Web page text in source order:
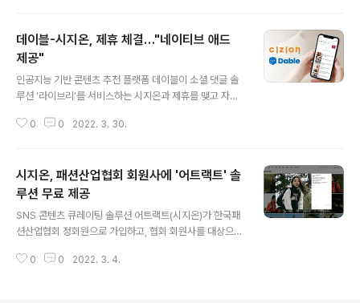
“누군가는 말 한마디로 천 냥 빚을 갚는다고 하지만, 나는
말 한 마디가 목숨을 지킨다라고 말하고 싶다.”악성댓글로
인한 사회적 문제가 끊이질 않고 있다. 유명 연예인의 극단
적 선택을 하고, 불필요한 편 가르기로 물리적 충돌이 일어
나기도 한다. 오프라인에서는 다정한 친구고 이웃인데, 온
라인에서는 차가운 악플러가 돼 상대방을 찌르는 일이 빈
데이블-시지온, 제휴 체결…"네이티브 애드
제공"
인공지능 기반 콘텐츠 추천 플랫폼 데이블이 소셜 댓글 솔
루션 ‘라이브리’를 서비스하는 시지온과 제휴를 맺고 자사
통해 데이블은 소셜네트워크서비스(SNS)로 로그인 해 댓
한다. 데이블의 네이티브 광고를 통한 수익을 바탕으로 시
지온은 라이브리 서비스를 무료로 제공할 수 있는 기틀을
마련하게 되었다. 데이블도 기존 3000여 제휴 매체에 더
해 성별, 연령별, 관심사별 니즈에 따른 다양한 매체군을확
보, 수익을 강화하고 광고주가 원하는 고객에 따른 보다 세
분화된 타겟팅 서비스를 제공할 수 있게 되었다. 데이블이
0 0 2022. 3. 30.
시지온, 패션산업협회 회원사에 '어트랙트' 솔
루션 무료 제공
SNS 콘텐츠 큐레이팅 솔루션 어트랙트(시지온)가 한국패
션산업협회 정회원으로 가입하고, 협회 회원사를 대상으로
어트랙트는 인스타그램이나 유튜브 등에서 발생되는 SNS
0 0 2022. 3. 4.